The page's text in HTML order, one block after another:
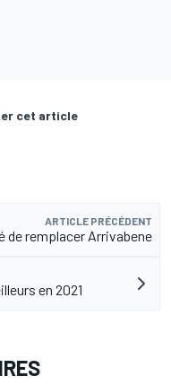
cet article
ARTICLE PRÉCÉDENT
de remplacer Arrivabene
en 2021